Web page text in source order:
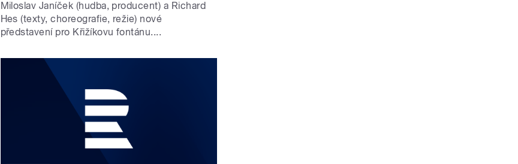
Miloslav Janíček (hudba, producent) a Richard
Hes (texty, choreografie, režie) nové
představení pro Křižíkovu fontánu....